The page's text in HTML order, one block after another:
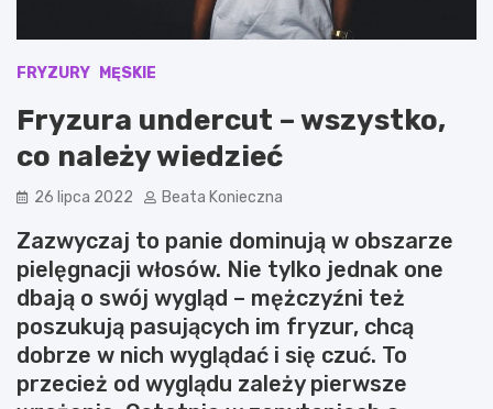
FRYZURY MĘSKIE
Fryzura undercut – wszystko,
co należy wiedzieć
26 lipca 2022 Beata Konieczna
Zazwyczaj to panie dominują w obszarze
pielęgnacji włosów. Nie tylko jednak one
dbają o swój wygląd – mężczyźni też
poszukują pasujących im fryzur, chcą
dobrze w nich wyglądać i się czuć. To
przecież od wyglądu zależy pierwsze